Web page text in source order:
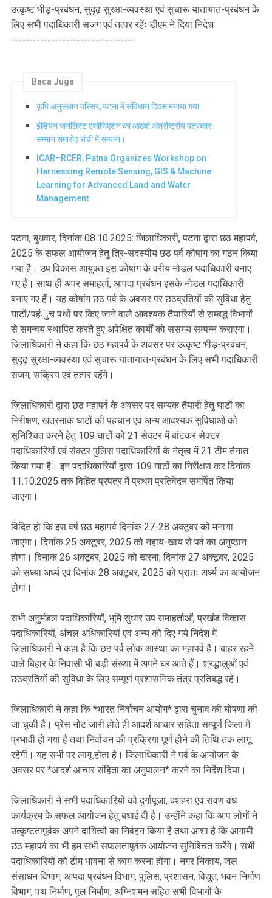
उत्कृष्ट भीड़-प्रबंधन, सुदृढ़ सुरक्षा-व्यवस्था एवं सुचारू यातायात-प्रबंधन के
लिए सभी पदाधिकारी सजग एवं तत्पर रहेंः डीएम ने दिया निदेश
----------------------------------
Baca Juga
कृषि अनुसंधान परिसर, पटना में संविधान दिवस मनाया गया
इंडियन जर्नलिस्ट एसोसिएशन का आठवां अंतर्राष्ट्रीय पत्रकार
सम्मान समारोह रांची में सम्पन्न।
ICAR–RCER, Patna Organizes Workshop on
Harnessing Remote Sensing, GIS & Machine
Learning for Advanced Land and Water
Management
पटना, बुधवार, दिनांक 08.10.2025: जिलाधिकारी, पटना द्वारा छठ महापर्व,
2025 के सफल आयोजन हेतु त्रि-सदस्यीय छठ पर्व कोषांग का गठन किया
गया है। उप विकास आयुक्त इस कोषांग के वरीय नोडल पदाधिकारी बनाए
गए हैं। साथ ही अपर समाहर्ता, आपदा प्रबंधन इसके नोडल पदाधिकारी
बनाए गए हैं। यह कोषांग छठ पर्व के अवसर पर छठव्रतियों की सुविधा हेतु
घाटों/पहंुच पथों पर किए जाने वाले आवश्यक तैयारियों से सम्बद्ध विभागों
से समन्वय स्थापित करते हुए अपेक्षित कार्यों को ससमय सम्पन्न कराएगा।
ज़िलाधिकारी ने कहा कि छठ महापर्व के अवसर पर उत्कृष्ट भीड़-प्रबंधन,
सुदृढ़ सुरक्षा-व्यवस्था एवं सुचारू यातायात-प्रबंधन के लिए सभी पदाधिकारी
सजग, सक्रिय एवं तत्पर रहेंगे।
ज़िलाधिकारी द्वारा छठ महापर्व के अवसर पर सम्यक तैयारी हेतु घाटों का
निरीक्षण, खतरनाक घाटों की पहचान एवं अन्य आवश्यक सुविधाओं को
सुनिश्चित करने हेतु 109 घाटों को 21 सेक्टर में बांटकर सेक्टर
पदाधिकारियों एवं सेक्टर पुलिस पदाधिकारियों के नेतृत्व में 21 टीम तैनात
किया गया है। इन पदाधिकारियों द्वारा 109 घाटों का निरीक्षण कर दिनांक
11.10.2025 तक विहित प्रपत्र में प्रथम प्रतिवेदन समर्पित किया
जाएगा।
विदित हो कि इस वर्ष छठ महापर्व दिनांक 27-28 अक्टूबर को मनाया
जाएगा। दिनांक 25 अक्टूबर, 2025 को नहाय-खाय से पर्व का अनुष्ठान
होगा। दिनांक 26 अक्टूबर, 2025 को खरना; दिनांक 27 अक्टूबर, 2025
को संध्या अर्घ्य एवं दिनांक 28 अक्टूबर, 2025 को प्रातः अर्घ्य का आयोजन
होगा।
सभी अनुमंडल पदाधिकारियों, भूमि सुधार उप समाहर्ताओं, प्रखंड विकास
पदाधिकारियों, अंचल अधिकारियों एवं अन्य को दिए गये निदेश में
ज़िलाधिकारी ने कहा है कि छठ पर्व लोक आस्था का महापर्व है। बाहर रहने
वाले बिहार के निवासी भी बड़ी संख्या में अपने घर आते हैं। श्रद्धालुओं एवं
छठव्रतियों की सुविधा के लिए सम्पूर्ण प्रशासनिक तंत्र प्रतिबद्ध रहे।
जिलाधिकारी ने कहा कि *भारत निर्वाचन आयोग* द्वारा चुनाव की घोषणा की
जा चुकी है। प्रेस नोट जारी होते ही आदर्श आचार संहिता सम्पूर्ण जिला में
प्रभावी हो गया है तथा निर्वाचन की प्रक्रिया पूर्ण होने की तिथि तक लागू
रहेगी। यह सभी पर लागू होता है। जिलाधिकारी ने पर्व के आयोजन के
अवसर पर *आदर्श आचार संहिता का अनुपालन* करने का निर्देश दिया।
ज़िलाधिकारी ने सभी पदाधिकारियों को दुर्गापूजा, दशहरा एवं रावण वध
कार्यक्रम के सफल आयोजन हेतु बधाई दी है। उन्होंने कहा कि आप लोगों ने
उत्कृष्टतापूर्वक अपने दायित्वों का निर्वहन किया है तथा आशा है कि आगामी
छठ महापर्व का भी हम सभी सफलतापूर्वक आयोजन सुनिश्चित करेंगे। सभी
पदाधिकारियों को टीम भावना से काम करना होगा। नगर निकाय, जल
संसाधन विभाग, आपदा प्रबंधन विभाग, पुलिस, प्रशासन, विद्युत, भवन निर्माण
विभाग, पथ निर्माण, पुल निर्माण, अग्निशमन सहित सभी विभागों के